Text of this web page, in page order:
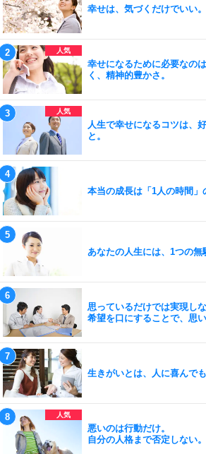
幸せは、気づくだけでいい。
幸せになるために必要なの
く、精神的豊かさ。
人生で幸せになるコツは、
と。
本当の成長は「1人の時間」
あなたの人生には、1つの無
思っているだけでは実現しな
希望を口にすることで、思
生きがいとは、人に喜んでも
悪いのは行動だけ。
自分の人格まで否定しない。